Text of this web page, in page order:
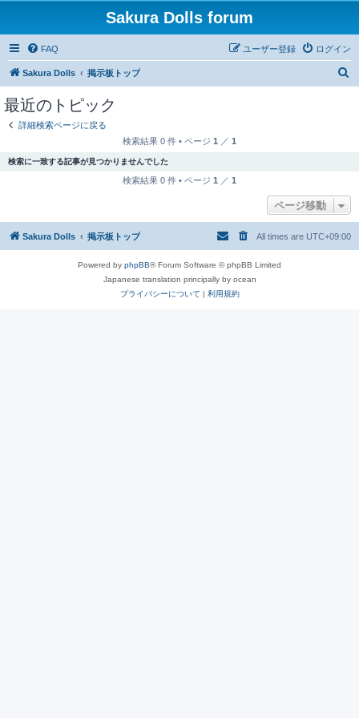
Sakura Dolls forum
FAQ ログイン
ユーザー登録
Sakura Dolls 掲示板トップ
最近のトピック
詳細検索ページに戻る
検索結果 0 件 • ページ 1 ／ 1
検索に一致する記事が見つかりませんでした
検索結果 0 件 • ページ 1 ／ 1
ページ移動
Sakura Dolls 掲示板トップ All times are UTC+09:00
Powered by phpBB® Forum Software © phpBB Limited
Japanese translation principally by ocean
プライバシーについて | 利用規約